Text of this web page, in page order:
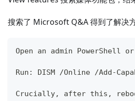
搜索了 Microsoft Q&A 得到了解决
Open an admin PowerShell or
Run: DISM /Online /Add-
Crucially, after this,